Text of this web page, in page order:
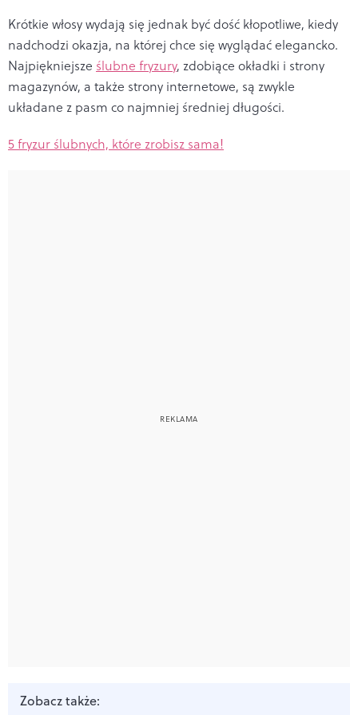
Krótkie włosy wydają się jednak być dość kłopotliwe, kiedy
nadchodzi okazja, na której chce się wyglądać elegancko.
Najpiękniejsze ślubne fryzury, zdobiące okładki i strony
magazynów, a także strony internetowe, są zwykle
układane z pasm co najmniej średniej długości.
5 fryzur ślubnych, które zrobisz sama!
Zobacz także: